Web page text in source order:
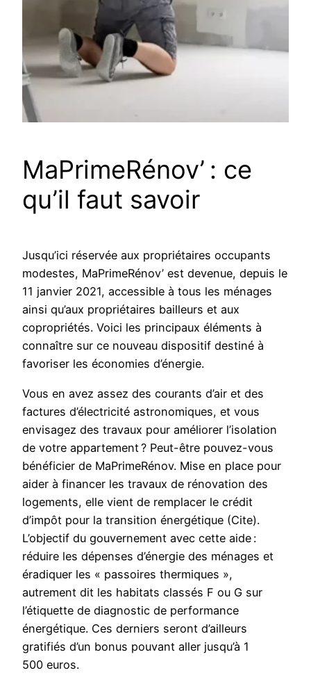
MaPrimeRénov’ : ce
qu’il faut savoir
Jusqu’ici réservée aux propriétaires occupants
modestes, MaPrimeRénov’ est devenue, depuis le
11 janvier 2021, accessible à tous les ménages
ainsi qu’aux propriétaires bailleurs et aux
copropriétés. Voici les principaux éléments à
connaître sur ce nouveau dispositif destiné à
favoriser les économies d’énergie.
Vous en avez assez des courants d’air et des
factures d’électricité astronomiques, et vous
envisagez des travaux pour améliorer l’isolation
de votre appartement ? Peut-être pouvez-vous
bénéficier de MaPrimeRénov. Mise en place pour
aider à financer les travaux de rénovation des
logements, elle vient de remplacer le crédit
d’impôt pour la transition énergétique (Cite).
L’objectif du gouvernement avec cette aide :
réduire les dépenses d’énergie des ménages et
éradiquer les « passoires thermiques »,
autrement dit les habitats classés F ou G sur
l’étiquette de diagnostic de performance
énergétique. Ces derniers seront d’ailleurs
gratifiés d’un bonus pouvant aller jusqu’à 1
500 euros.